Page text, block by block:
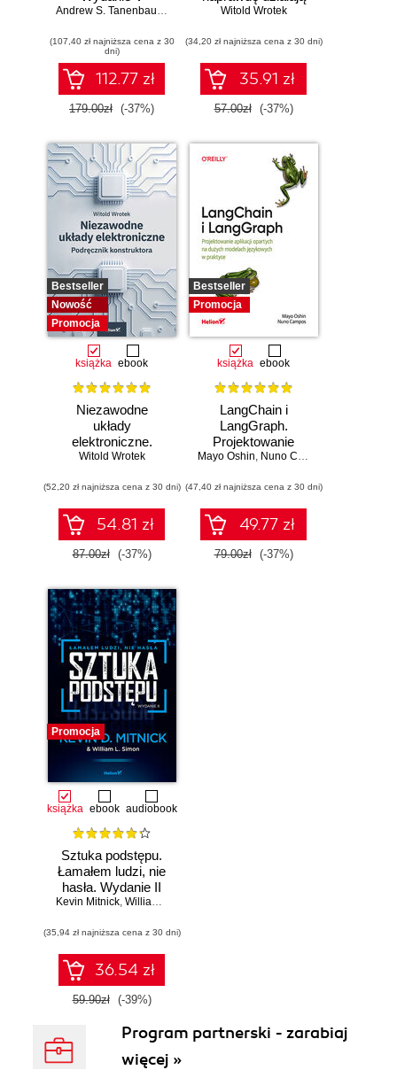
Andrew S. Tanenbaum, Herbert Bos
(107,40 zł najniższa cena z 30
dni)
112.77 zł
179.00zł (-37%)
Witold Wrotek
(34,20 zł najniższa cena z 30 dni)
35.91 zł
57.00zł (-37%)
Bestseller
Nowość
Promocja
książka ebook
Niezawodne
układy
elektroniczne.
Podręcznik
Witold Wrotek
(52,20 zł najniższa cena z 30 dni)
54.81 zł
87.00zł (-37%)
Bestseller
Promocja
książka ebook
LangChain i
LangGraph.
Projektowanie
aplikacji opartych
modelach
językowych w
praktyce
Mayo Oshin, Nuno Campos
(47,40 zł najniższa cena z 30 dni)
49.77 zł
79.00zł (-37%)
Promocja
książka ebook audiobook
Sztuka podstępu.
Łamałem ludzi, nie
hasła. Wydanie II
Kevin Mitnick, William L. Simon
(35,94 zł najniższa cena z 30 dni)
36.54 zł
59.90zł (-39%)
Program partnerski - zarabiaj
więcej »